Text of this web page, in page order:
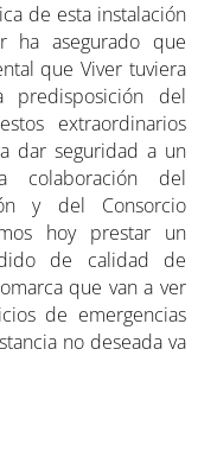
de esta instalación
ha asegurado que
que Viver tuviera
predisposición del
extraordinarios
dar seguridad a un
del
y del Consorcio
hoy prestar un
de calidad de
que van a ver
de emergencias
no deseada va